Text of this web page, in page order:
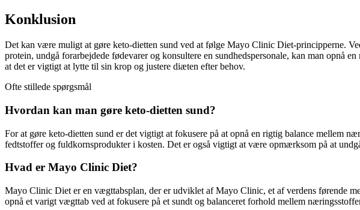
Konklusion
Det kan være muligt at gøre keto-dietten sund ved at følge Mayo Clinic Diet-principperne.
protein, undgå forarbejdede fødevarer og konsultere en sundhedspersonale, kan man opnå
at det er vigtigt at lytte til sin krop og justere diæten efter behov.
Ofte stillede spørgsmål
Hvordan kan man gøre keto-dietten sund?
For at gøre keto-dietten sund er det vigtigt at fokusere på at opnå en rigtig balance mellem
fedtstoffer og fuldkornsprodukter i kosten. Det er også vigtigt at være opmærksom på at
Hvad er Mayo Clinic Diet?
Mayo Clinic Diet er en vægttabsplan, der er udviklet af Mayo Clinic, et af verdens førende
opnå et varigt vægttab ved at fokusere på et sundt og balanceret forhold mellem